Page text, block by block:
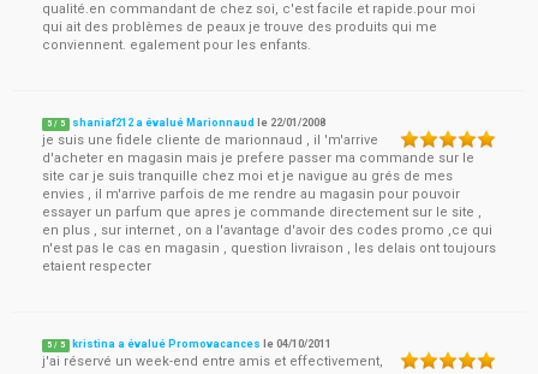
qualité.en commandant de chez soi, c'est facile et rapide.pour moi
qui ait des problèmes de peaux je trouve des produits qui me
conviennent. egalement pour les enfants.
5 / 5 shaniaf212 a évalué Marionnaud le 22/01/2008
je suis une fidele cliente de marionnaud , il 'm'arrive
d'acheter en magasin mais je prefere passer ma commande sur le
site car je suis tranquille chez moi et je navigue au grés de mes
envies , il m'arrive parfois de me rendre au magasin pour pouvoir
essayer un parfum que apres je commande directement sur le site ,
en plus , sur internet , on a l'avantage d'avoir des codes promo ,ce qui
n'est pas le cas en magasin , question livraison , les delais ont toujours
etaient respecter
5 / 5 kristina a évalué Promovacances le04/10/2011
j'ai réservé un week-end entre amis et effectivement,